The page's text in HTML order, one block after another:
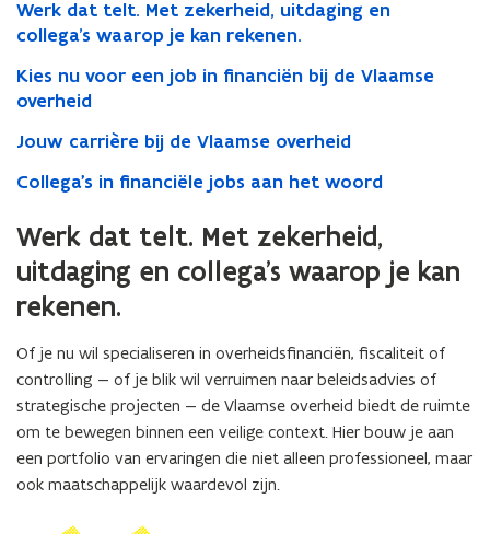
Werk dat telt. Met zekerheid, uitdaging en
collega’s waarop je kan rekenen.
Kies nu voor een job in financiën bij de Vlaamse
overheid
Jouw carrière bij de Vlaamse overheid
Collega's in financiële jobs aan het woord
Werk dat telt. Met zekerheid,
uitdaging en collega’s waarop je kan
rekenen.
Of je nu wil specialiseren in overheidsfinanciën, fiscaliteit of
controlling — of je blik wil verruimen naar beleidsadvies of
strategische projecten — de Vlaamse overheid biedt de ruimte
om te bewegen binnen een veilige context. Hier bouw je aan
een portfolio van ervaringen die niet alleen professioneel, maar
ook maatschappelijk waardevol zijn.